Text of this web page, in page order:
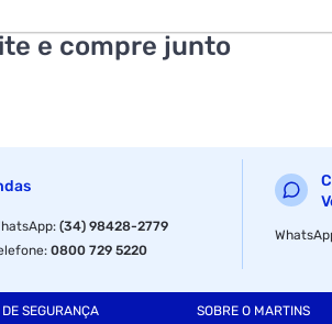
e compre junto
:(34) 98428-2779
:0800 729 5220
SEGURANÇA SOBRE O MARTINS